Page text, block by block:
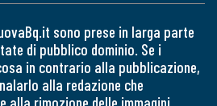
sono prese in larga parte
di pubblico dominio. Se i
in contrario alla pubblicazione,
alla redazione che
alla rimozione delle immagini